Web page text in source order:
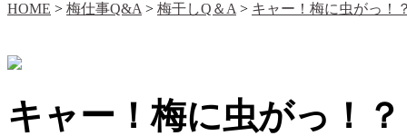
HOME > 梅仕事Q&A > 梅干しQ＆A > キャー！梅に虫がっ！
キャー！梅に虫がっ！